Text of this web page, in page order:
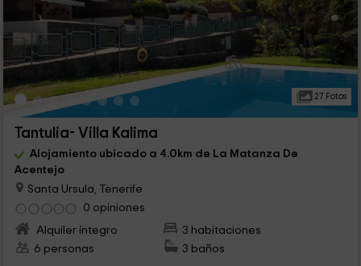
27 Fotos
Tantulia- Villa Kalima
Alojamiento ubicado a 4.0km de La Matanza De
Acentejo
Santa Ursula, Tenerife
0 opiniones
Alquiler íntegro
3 habitaciones
6 personas
3 baños